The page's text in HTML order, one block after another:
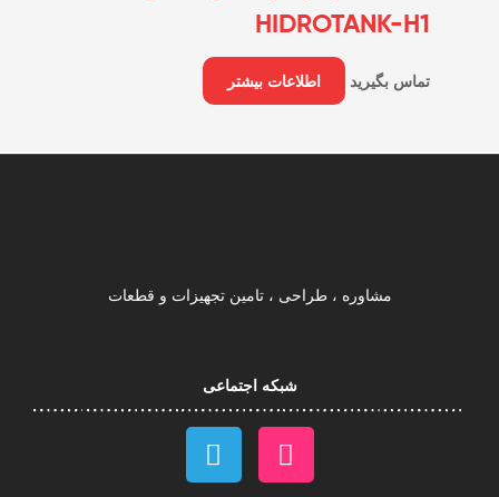
HIDROTANK-H1
تماس بگیرید اطلاعات بیشتر
مشاوره ، طراحی ، تامین تجهیزات و قطعات
شبکه اجتماعی